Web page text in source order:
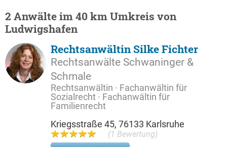
2 Anwälte im 40 km Umkreis von
Ludwigshafen
Rechtsanwältin Silke Fichter
Rechtsanwälte Schwaninger &
Schmale
Rechtsanwältin · Fachanwältin für
Sozialrecht · Fachanwältin für
Familienrecht
Kriegsstraße 45, 76133 Karlsruhe
(1 Bewertung)